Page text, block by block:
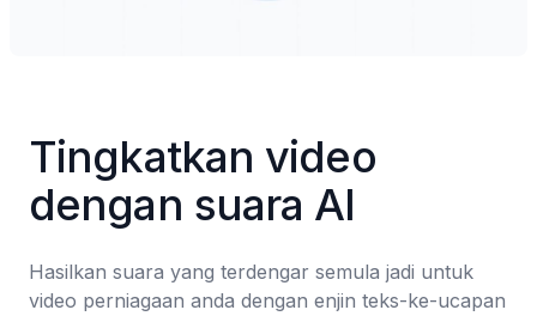
Tingkatkan video
dengan suara AI
Hasilkan suara yang terdengar semula jadi untuk
video perniagaan anda dengan enjin teks-ke-ucapan